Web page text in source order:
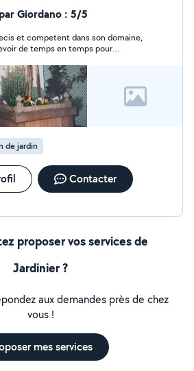
Giordano : 5/5
et competent dans son domaine,
de temps en temps pour
de jardin
Contacter
proposer vos services de
Jardinier ?
aux demandes près de chez
vous !
mes services